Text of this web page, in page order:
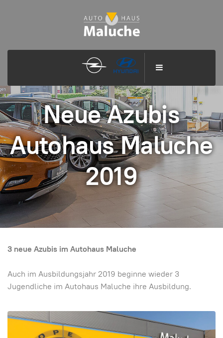
Neue Azubis
Autohaus Maluche
2019
3 neue Azubis im Autohaus Maluche
Auch im Ausbildungsjahr 2019 beginne wieder 3
Jugendliche im Autohaus Maluche ihre Ausbildung.